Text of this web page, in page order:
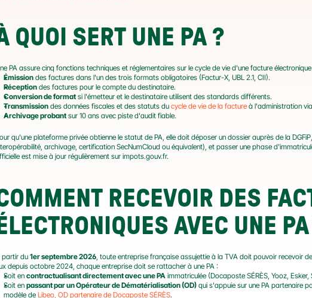
QUOI SERT UNE PA ?
PA assure cinq fonctions techniques et réglementaires sur le cycle de vie d'une facture électronique
Émission des factures dans l'un des trois formats obligatoires (Factur-X, UBL 2.1, CII).
Réception des factures pour le compte du destinataire.
Conversion de format si l'émetteur et le destinataire utilisent des standards différents.
Transmission des données fiscales et des statuts du cycle de vie de la facture à l'administration
Archivage probant sur 10 ans avec piste d'audit fiable.
qu'une plateforme privée obtienne le statut de PA, elle doit déposer un dossier auprès de la
archivage, certification SecNumCloud ou équivalent), et passer une phase
est mise à jour régulièrement sur impots.gouv.fr.
RECEVOIR DES
ÉLECTRONIQUES AVEC UNE
partir du 1er septembre 2026, toute entreprise française assujettie à la TVA doit pouvoir recevoir
depuis octobre 2024, chaque entreprise doit se rattacher à une PA :
Soit en contractualisant directement avec une PA immatriculée (Docaposte SÉRÈS, Yooz,
Soit en passant par un Opérateur de Dématérialisation (OD) qui s'appuie sur une PA partenaire
modèle de Libeo, OD partenaire de Docaposte SÉRÈS.